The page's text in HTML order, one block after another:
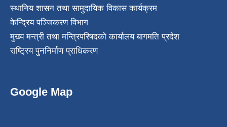
स्थानिय शासन तथा सामुदायिक विकास कार्यक्रम
केन्द्रिय पञ्जिकरण विभाग
मुख्य मन्त्री तथा मन्त्रिपरिषदको कार्यालय बागमति प्रदेश
राष्ट्रिय पुननिर्माण प्राधिकरण
Google Map